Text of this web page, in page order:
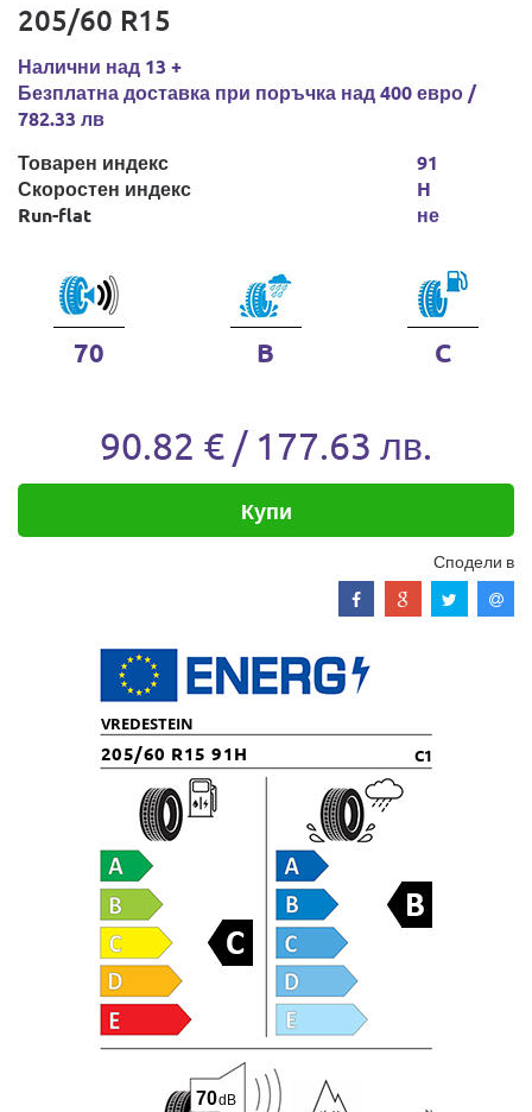
205/60 R15
Налични над 13 +
Безплатна доставка при поръчка над 400 евро /
782.33 лв
Товарен индекс
Скоростен индекс
Run-flat
91
H
не
70 B C
90.82 € / 177.63 лв.
Купи
Сподели в
VREDESTEIN
205/60 R15 91H C1
70dB